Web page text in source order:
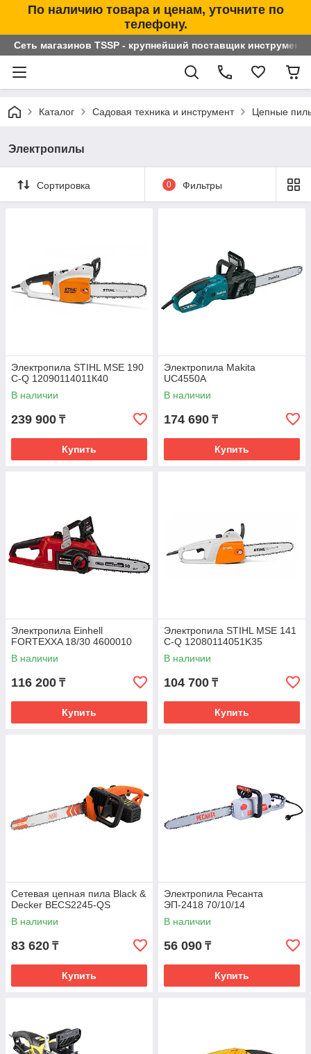
По наличию товара и ценам, уточните по
телефону.
Сеть магазинов TSSP - крупнейший поставщик
Каталог Садовая техника и инструмент Цепные
Электропилы
Сортировка 0 Фильтры
Электропила STIHL MSE 190
C-Q 12090114011К40
В наличии
239 900 ₸
Купить
Электропила Makita
UC4550A
В наличии
174 690 ₸
Купить
Электропила Einhell
FORTEXXA 18/30 4600010
В наличии
116 200 ₸
Купить
Электропила STIHL MSE 141
C-Q 12080114051K35
В наличии
104 700 ₸
Купить
Сетевая цепная пила Black &
Decker BECS2245-QS
В наличии
83 620 ₸
Купить
Электропила Ресанта
ЭП-2418 70/10/14
В наличии
56 090 ₸
Купить